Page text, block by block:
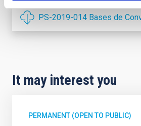
PS-2019-014 Bases de
It may interest you
PERMANENT (OPEN TO PUBLIC)